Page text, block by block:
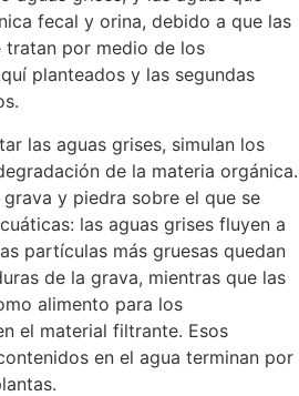
fecal y orina, debido a que las
tratan por medio de los
planteados y las segundas
las aguas grises, simulan los
de la materia orgánica.
y piedra sobre el que se
las aguas grises fluyen a
partículas más gruesas quedan
de la grava, mientras que las
alimento para los
el material filtrante. Esos
en el agua terminan por